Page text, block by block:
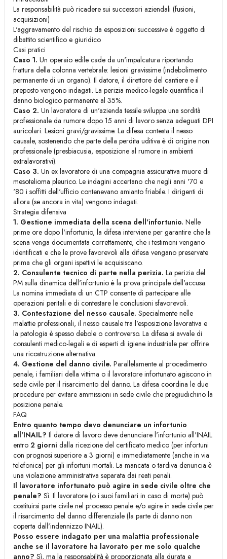
La responsabilità può ricadere sui successori aziendali (fusioni,
acquisizioni)
L'aggravamento del rischio da esposizioni successive è oggetto di
dibattito scientifico e giuridico
Casi pratici
Caso 1. Un operaio edile cade da un'impalcatura riportando
frattura della colonna vertebrale: lesioni gravissime (indebolimento
permanente di un organo). Il datore, il direttore del cantiere e il
preposto vengono indagati. La perizia medico-legale quantifica il
danno biologico permanente al 35%.
Caso 2. Un lavoratore di un'azienda tessile sviluppa una sordità
professionale da rumore dopo 15 anni di lavoro senza adeguati DPI
auricolari. Lesioni gravi/gravissime. La difesa contesta il nesso
causale, sostenendo che parte della perdita uditiva è di origine non
professionale (presbiacusia, esposizione al rumore in ambienti
extralavorativi).
Caso 3. Un ex lavoratore di una compagnia assicurativa muore di
mesotelioma pleurico. Le indagini accertano che negli anni '70 e
'80 i soffitti dell'ufficio contenevano amianto friabile. I dirigenti di
allora (se ancora in vita) vengono indagati.
Strategia difensiva
1. Gestione immediata della scena dell'infortunio. Nelle
prime ore dopo l'infortunio, la difesa interviene per garantire che la
scena venga documentata correttamente, che i testimoni vengano
identificati e che le prove favorevoli alla difesa vengano preservate
prima che gli organi ispettivi le acquisiscano.
2. Consulente tecnico di parte nella perizia. La perizia del
PM sulla dinamica dell'infortunio è la prova principale dell'accusa.
La nomina immediata di un CTP consente di partecipare alle
operazioni peritali e di contestare le conclusioni sfavorevoli.
3. Contestazione del nesso causale. Specialmente nelle
malattie professionali, il nesso causale tra l'esposizione lavorativa e
la patologia è spesso debole o controverso. La difesa si avvale di
consulenti medico-legali e di esperti di igiene industriale per offrire
una ricostruzione alternativa.
4. Gestione del danno civile. Parallelamente al procedimento
penale, i familiari della vittima o il lavoratore infortunato agiscono in
sede civile per il risarcimento del danno. La difesa coordina le due
procedure per evitare ammissioni in sede civile che pregiudichino la
posizione penale.
FAQ
Entro quanto tempo devo denunciare un infortunio
all'INAIL? Il datore di lavoro deve denunciare l'infortunio all'INAIL
entro 2 giorni dalla ricezione del certificato medico (per infortuni
con prognosi superiore a 3 giorni) e immediatamente (anche in via
telefonica) per gli infortuni mortali. La mancata o tardiva denuncia è
una violazione amministrativa separata dai reati penali.
Il lavoratore infortunato può agire in sede civile oltre che
penale? Sì. Il lavoratore (o i suoi familiari in caso di morte) può
costituirsi parte civile nel processo penale e/o agire in sede civile per
il risarcimento del danno differenziale (la parte di danno non
coperta dall'indennizzo INAIL).
Posso essere indagato per una malattia professionale
anche se il lavoratore ha lavorato per me solo qualche
anno? Sì, ma la responsabilità è proporzionata alla durata e